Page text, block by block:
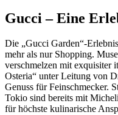
Gucci – Eine
Die „Gucci Garden“-
mehr als nur Shopping.
verschmelzen mit exquisiter
Osteria“ unter Leitung von
Genuss für Feinschmecker.
Tokio sind bereits mit
für höchste kulinarische